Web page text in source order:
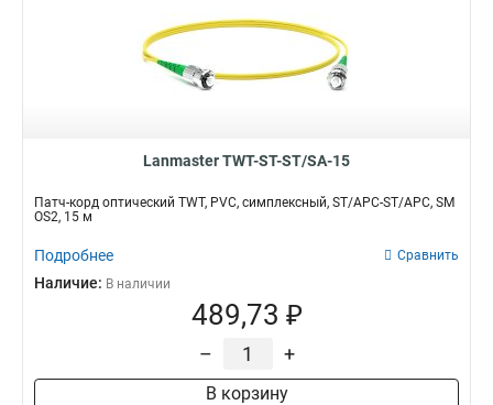
Lanmaster TWT-ST-ST/SA-15
Патч-корд оптический TWT, PVC, симплексный, ST/APC-ST/APC, SM
OS2, 15 м
Подробнее Сравнить
Наличие: В наличии
489,73 ₽
– +
В корзину